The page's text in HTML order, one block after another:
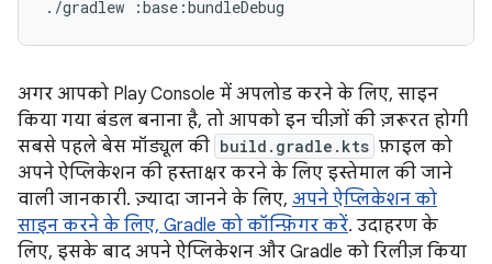
अगर आपको Play Console में अपलोड करने के लिए, साइन
किया गया बंडल बनाना है, तो आपको इन चीज़ों की ज़रूरत होगी
सबसे पहले बेस मॉड्यूल की build.gradle.kts फ़ाइल को
अपने ऐप्लिकेशन की हस्ताक्षर करने के लिए इस्तेमाल की जाने
वाली जानकारी. ज़्यादा जानने के लिए, अपने ऐप्लिकेशन को
साइन करने के लिए, Gradle को कॉन्फ़िगर करें. उदाहरण के
लिए, इसके बाद अपने ऐप्लिकेशन और Gradle को रिलीज़ किया